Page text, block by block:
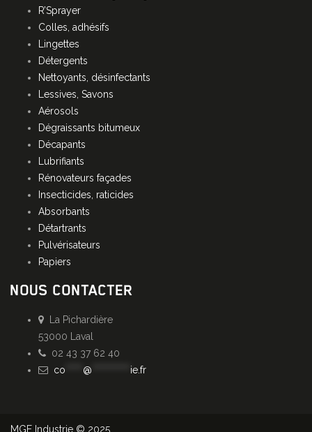
R’Sprayer
Colles, adhésifs
Lingettes
Détergents
Nettoyants, désinfectants
Lessives, Savons
Aérosols
Dégraissants bitumeux
Décapants
Lubrifiants
Rénovateurs façades
Insecticides, raticides
Absorbants
Détartrants
Pulvérisateurs
Papiers
NOUS CONTACTER
La Pichardière
53000 Laval
02 43 37 62 40
co
@ ie.fr
MGE Industrie © 2025